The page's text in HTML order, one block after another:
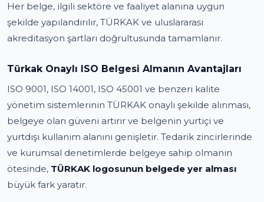
Her belge, ilgili sektöre ve faaliyet alanına uygun
şekilde yapılandırılır, TÜRKAK ve uluslararası
akreditasyon şartları doğrultusunda tamamlanır.
Türkak Onaylı ISO Belgesi Almanın Avantajları
ISO 9001, ISO 14001, ISO 45001 ve benzeri kalite
yönetim sistemlerinin TÜRKAK onaylı şekilde alınması,
belgeye olan güveni artırır ve belgenin yurtiçi ve
yurtdışı kullanım alanını genişletir. Tedarik zincirlerinde
ve kurumsal denetimlerde belgeye sahip olmanın
ötesinde, TÜRKAK logosunun belgede yer alması
büyük fark yaratır.